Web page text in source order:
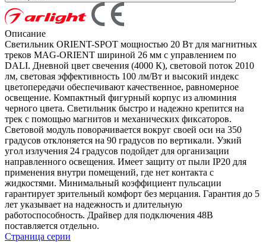
Описание
Светильник ORIENT-SPOT мощностью 20 Вт для магнитных
треков MAG-ORIENT шириной 26 мм с управлением по
DALI. Дневной цвет свечения (4000 К), световой поток 2010
лм, световая эффективность 100 лм/Вт и высокий индекс
цветопередачи обеспечивают качественное, равномерное
освещение. Компактный фигурный корпус из алюминия
черного цвета. Светильник быстро и надежно крепится на
трек с помощью магнитов и механических фиксаторов.
Световой модуль поворачивается вокруг своей оси на 350
градусов отклоняется на 90 градусов по вертикали. Узкий
угол излучения 24 градусов подойдет для организации
направленного освещения. Имеет защиту от пыли IP20 для
применения внутри помещений, где нет контакта с
жидкостями. Минимальный коэффициент пульсации
гарантирует зрительный комфорт без мерцания. Гарантия до 5
лет указывает на надежность и длительную
работоспособность. Драйвер для подключения 48В
поставляется отдельно.
Страница серии